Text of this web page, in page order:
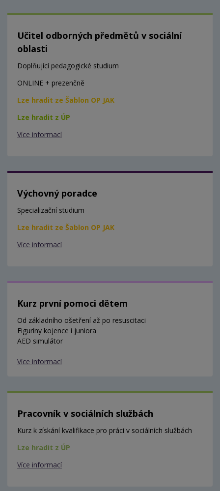
Učitel odborných předmětů v sociální
oblasti
Doplňující pedagogické studium
ONLINE + prezenčně
Lze hradit ze Šablon OP JAK
Lze hradit z ÚP
Více informací
Výchovný poradce
Specializační studium
Lze hradit ze Šablon OP JAK
Více informací
Kurz první pomoci dětem
Od základního ošetření až po resuscitaci
Figuríny kojence i juniora
AED simulátor
Více informací
Pracovník v sociálních službách
Kurz k získání kvalifikace pro práci v sociálních službách
Lze hradit z ÚP
Více informací